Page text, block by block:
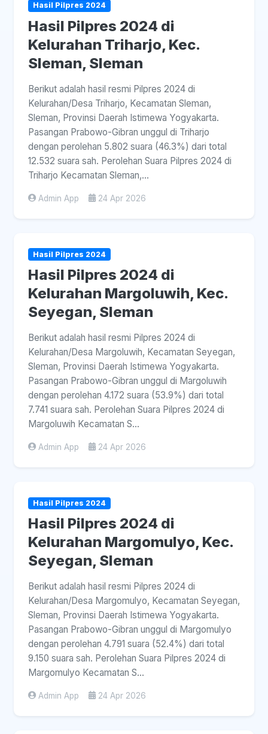
Hasil Pilpres 2024
Hasil Pilpres 2024 di
Kelurahan Triharjo, Kec.
Sleman, Sleman
Berikut adalah hasil resmi Pilpres 2024 di
Kelurahan/Desa Triharjo, Kecamatan Sleman,
Sleman, Provinsi Daerah Istimewa Yogyakarta.
Pasangan Prabowo-Gibran unggul di Triharjo
dengan perolehan 5.802 suara (46.3%) dari total
12.532 suara sah. Perolehan Suara Pilpres 2024 di
Triharjo Kecamatan Sleman,...
Admin App 24 Apr 2026
Hasil Pilpres 2024
Hasil Pilpres 2024 di
Kelurahan Margoluwih, Kec.
Seyegan, Sleman
Berikut adalah hasil resmi Pilpres 2024 di
Kelurahan/Desa Margoluwih, Kecamatan Seyegan,
Sleman, Provinsi Daerah Istimewa Yogyakarta.
Pasangan Prabowo-Gibran unggul di Margoluwih
dengan perolehan 4.172 suara (53.9%) dari total
7.741 suara sah. Perolehan Suara Pilpres 2024 di
Margoluwih Kecamatan S...
Admin App 24 Apr 2026
Hasil Pilpres 2024
Hasil Pilpres 2024 di
Kelurahan Margomulyo, Kec.
Seyegan, Sleman
Berikut adalah hasil resmi Pilpres 2024 di
Kelurahan/Desa Margomulyo, Kecamatan Seyegan,
Sleman, Provinsi Daerah Istimewa Yogyakarta.
Pasangan Prabowo-Gibran unggul di Margomulyo
dengan perolehan 4.791 suara (52.4%) dari total
9.150 suara sah. Perolehan Suara Pilpres 2024 di
Margomulyo Kecamatan S...
Admin App 24 Apr 2026